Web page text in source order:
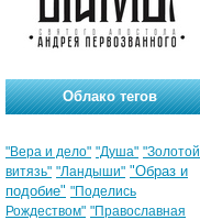
Облако тегов
"Вера и дело" "Душа" "Золотой
витязь" "Ландыши" "Образ и
подобие" "Поделись
Рождеством" "Православная